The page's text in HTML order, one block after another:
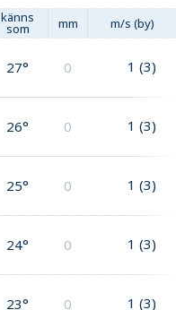
känns
som mm m/s (by)
27° 0 1 (3)
26° 0 1 (3)
25° 0 1 (3)
24° 0 1 (3)
23° 0 1 (3)